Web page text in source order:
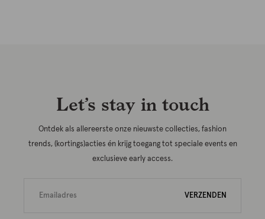
Let’s stay in touch
Ontdek als allereerste onze nieuwste collecties, fashion
trends, (kortings)acties én krijg toegang tot speciale events en
exclusieve early access.
VERZENDEN